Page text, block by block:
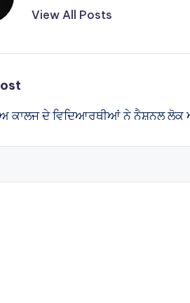
View All Posts
ਕਾਲਜ ਦੇ ਵਿਦਿਆਰਥੀਆਂ ਨੇ ਨੈਸ਼ਨਲ ਲੋਕ